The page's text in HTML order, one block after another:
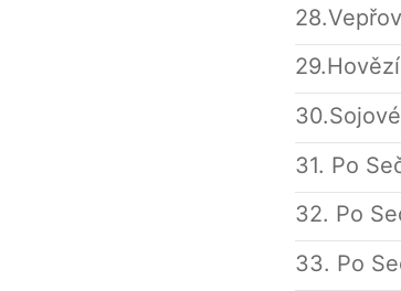
31. Po
32. Po
33. Po